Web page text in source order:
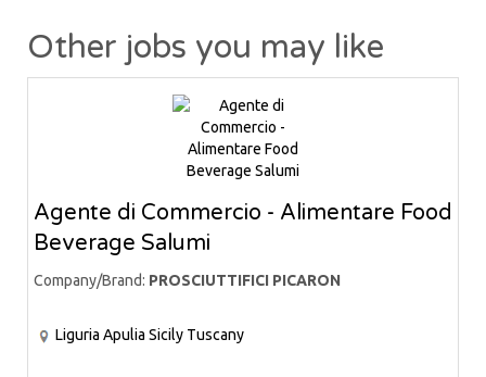
Other jobs you may like
Agente di Commercio - Alimentare Food
Beverage Salumi
Company/Brand: PROSCIUTTIFICI PICARON
Liguria Apulia Sicily Tuscany